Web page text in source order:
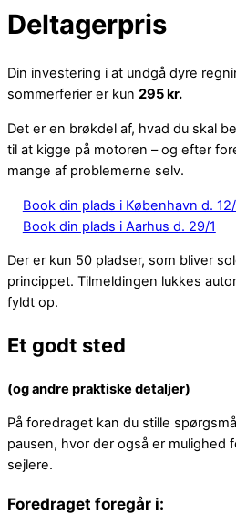
Deltagerpris
Din investering i at undgå dyre
sommerferier er kun 295 kr.
Det er en brøkdel af, hvad du skal
til at kigge på motoren – og efter
mange af problemerne selv.
Book din plads i København d.
Book din plads i Aarhus d. 29/1
Der er kun 50 pladser, som bliver
princippet. Tilmeldingen lukkes
fyldt op.
Et godt sted
(og andre praktiske detaljer)
På foredraget kan du stille
pausen, hvor der også er mulighed
sejlere.
Foredraget foregår i: